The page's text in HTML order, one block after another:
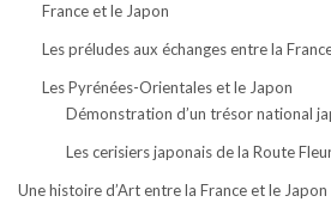
France et le Japon
Les préludes aux échanges entre la
Les Pyrénées-Orientales et le Japon
Démonstration d’un trésor national
Les cerisiers japonais de la Route
Une histoire d’Art entre la France et le Japon